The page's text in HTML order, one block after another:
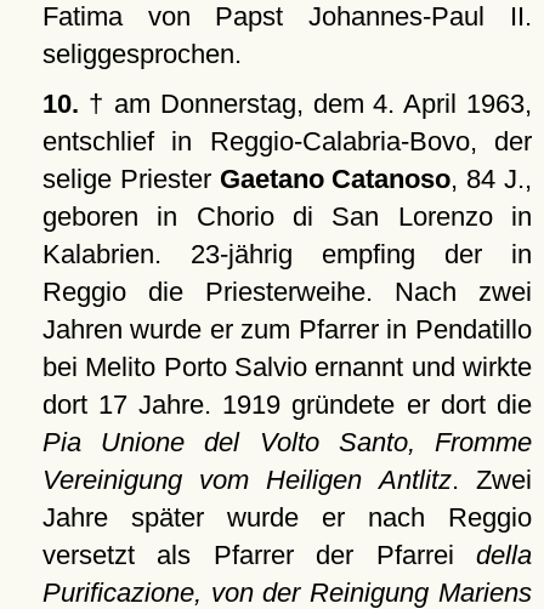
Fatima von Papst Johannes-Paul II.
seliggesprochen.
10. † am Donnerstag, dem 4. April 1963,
entschlief in Reggio-Calabria-Bovo, der
selige Priester Gaetano Catanoso, 84 J.,
geboren in Chorio di San Lorenzo in
Kalabrien. 23-jährig empfing der in
Reggio die Priesterweihe. Nach zwei
Jahren wurde er zum Pfarrer in Pendatillo
bei Melito Porto Salvio ernannt und wirkte
dort 17 Jahre. 1919 gründete er dort die
Pia Unione del Volto Santo, Fromme
Vereinigung vom Heiligen Antlitz. Zwei
Jahre später wurde er nach Reggio
versetzt als Pfarrer der Pfarrei della
Purificazione, von der Reinigung Mariens